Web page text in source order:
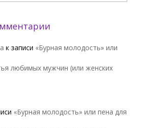
к записи «Бурная молодость» или
любимых мужчин (или женских
«Бурная молодость» или пена для